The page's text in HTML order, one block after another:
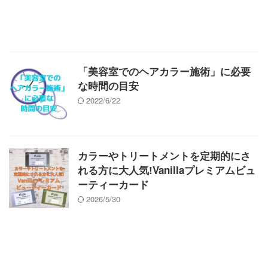
「美容室でのヘアカラー施術」に必要
な時間の目安
2022/6/22
カラーやトリートメントを定期的にさ
れる方に大人気!Vanillaプレミアムビュ
ーティーカード
2026/5/30